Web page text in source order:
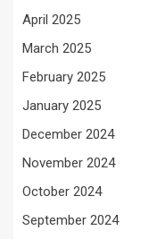
April 2025
March 2025
February 2025
January 2025
December 2024
November 2024
October 2024
September 2024